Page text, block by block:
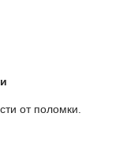
от поломки.